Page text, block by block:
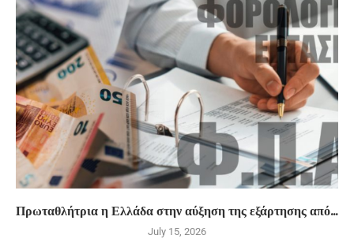
Πρωταθλήτρια η Ελλάδα στην αύξηση της εξάρτησης από...
July 15, 2026